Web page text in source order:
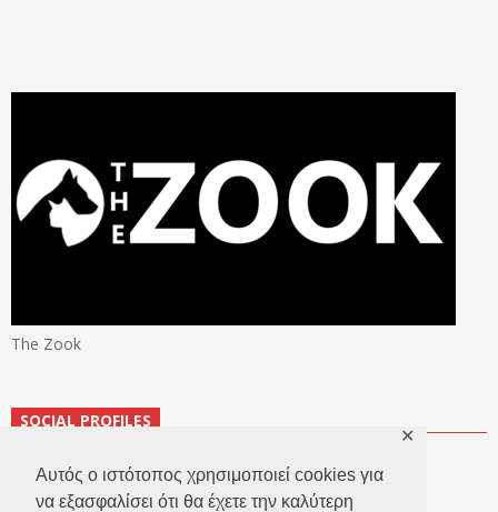
Αυτός ο ιστότοπος χρησιμοποιεί cookies για
να εξασφαλίσει ότι θα έχετε την καλύτερη
✕
The Zook
SOCIAL PROFILES